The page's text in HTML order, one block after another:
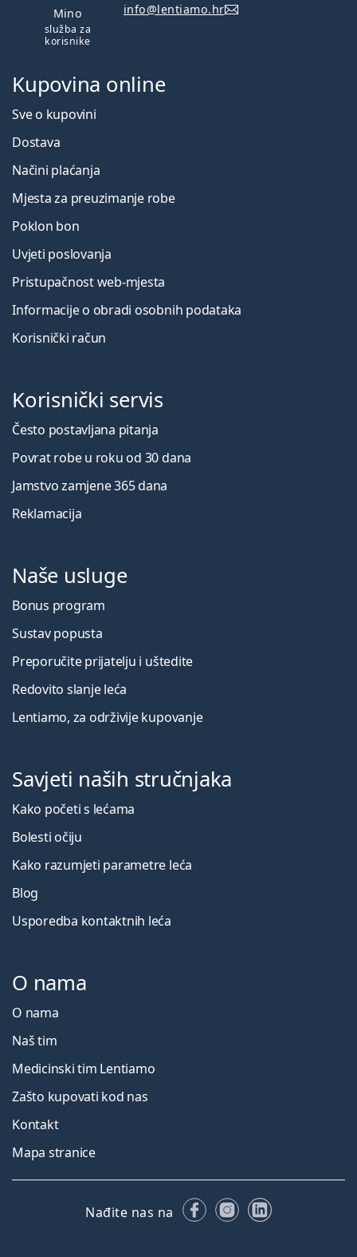
Mino
služba za
korisnike
info@lentiamo.hr
Kupovina online
Sve o kupovini
Dostava
Načini plaćanja
Mjesta za preuzimanje robe
Poklon bon
Uvjeti poslovanja
Pristupačnost web-mjesta
Informacije o obradi osobnih podataka
Korisnički račun
Korisnički servis
Često postavljana pitanja
Povrat robe u roku od 30 dana
Jamstvo zamjene 365 dana
Reklamacija
Naše usluge
Bonus program
Sustav popusta
Preporučite prijatelju i uštedite
Redovito slanje leća
Lentiamo, za održivije kupovanje
Savjeti naših stručnjaka
Kako početi s lećama
Bolesti očiju
Kako razumjeti parametre leća
Blog
Usporedba kontaktnih leća
O nama
O nama
Naš tim
Medicinski tim Lentiamo
Zašto kupovati kod nas
Kontakt
Mapa stranice
Nađite nas na FacebookuInstagramu
LinkedIn